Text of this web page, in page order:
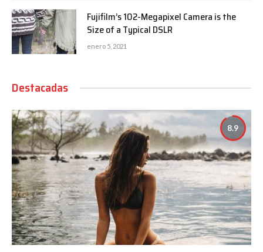
Fujifilm’s 102-Megapixel Camera is the
Size of a Typical DSLR
enero 5, 2021
Destacadas
8.9